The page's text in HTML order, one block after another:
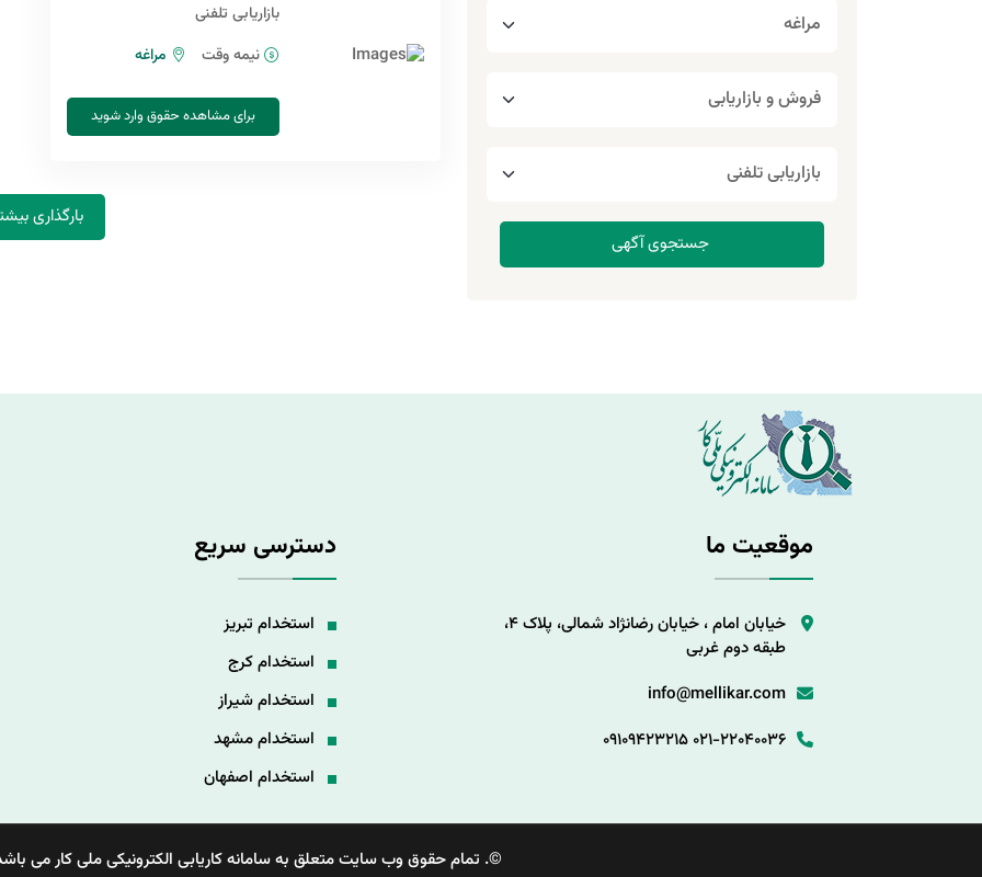
بازاریابی تلفنی
نیمه وقت
مراغه
برای مشاهده حقوق وارد شوید
بارگذاری
موقعیت ما
خیابان امام ، خیابان رضانژاد شمالی، پلاک 4،
طبقه دوم غربی
info@mellikar.com
021-22040036
09109423215
دسترسی سریع
استخدام تبریز
استخدام کرج
استخدام شیراز
استخدام مشهد
استخدام اصفهان
©. تمام حقوق وب سایت متعلق به سامانه کاریابی الکترونیکی ملی کار می